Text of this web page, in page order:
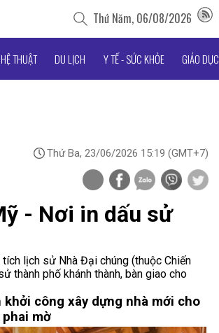
Thứ Năm, 06/08/2026
THUẬT DU LỊCH Y TẾ - SỨC KHỎE GIÁO DỤC
Thứ Ba, 23/06/2026 15:19 (GMT+7)
- Nơi in dấu sử
lịch sử Nhà Đại chúng (thuộc Chiến
thành phố khánh thành, bàn giao cho
khởi công xây dựng nhà mới cho
phai mờ